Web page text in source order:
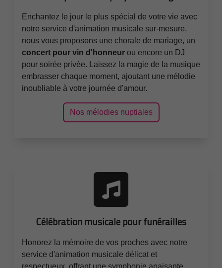
Enchantez le jour le plus spécial de votre vie avec
notre service d'animation musicale sur-mesure,
nous vous proposons une chorale de mariage, un
concert pour vin d'honneur ou encore un DJ
pour soirée privée. Laissez la magie de la musique
embrasser chaque moment, ajoutant une mélodie
inoubliable à votre journée d'amour.
Nos mélodies nuptiales
Célébration musicale pour funérailles
Honorez la mémoire de vos proches avec notre
service d'animation musicale délicat et